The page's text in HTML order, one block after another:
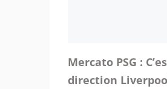
Mercato PSG :
direction